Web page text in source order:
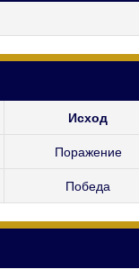
Исход
Поражение
Победа